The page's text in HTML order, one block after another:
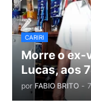
CARIRI
Morre o ex-
Lucas, aos
por FABIO BRITO -